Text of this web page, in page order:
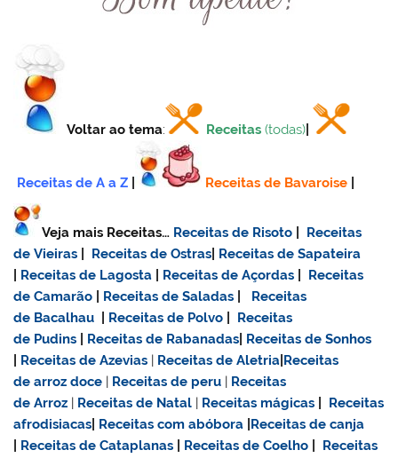
Voltar ao tema: Receitas (todas)
Receitas de A a Z Receitas de Bavaroise
Veja mais Receitas… Receitas de Risoto
Receitas
de Vieiras
Receitas de Ostras Receitas de Sapateira
Receitas de Lagosta Receitas de Açordas
Receitas
de Camarão
Receitas de Saladas
Receitas
de Bacalhau
Receitas de Polvo
Receitas
de Pudins
Receitas de Rabanadas Receitas de Sonhos
Receitas de Azevias | Receitas de Aletria Receitas
dearroz doce | Receitas de peru | Receitas
de Arroz | Receitas de Natal | Receitas mágicas
Receitas
afrodisiacas Receitas com abóbora Receitas de canja
Receitas de Cataplanas Receitas de Coelho
Receitas